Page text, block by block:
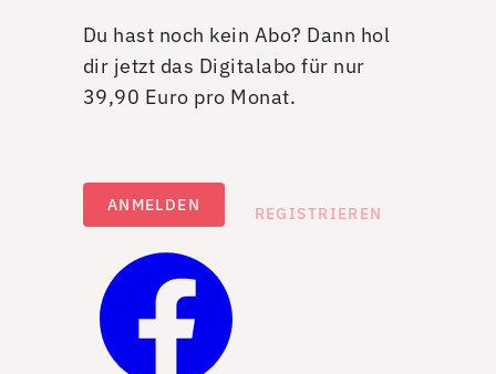
Du hast noch kein Abo? Dann hol
dir jetzt das Digitalabo für nur
39,90 Euro pro Monat.
ANMELDEN REGISTRIEREN